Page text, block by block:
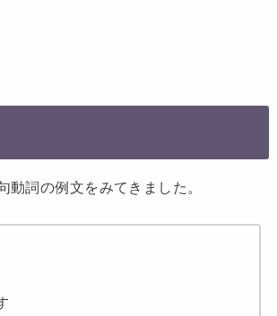
動詞の例文をみてきました。